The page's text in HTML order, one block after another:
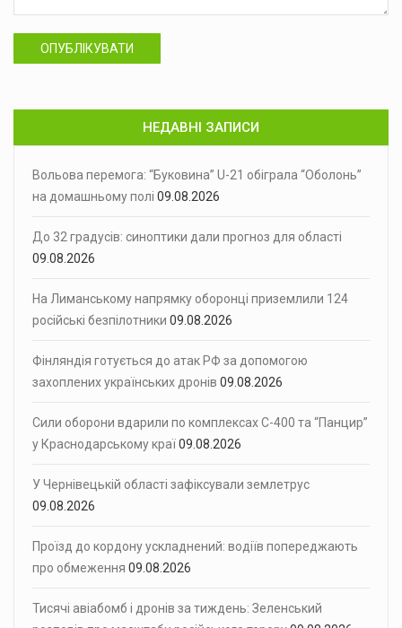
ОПУБЛІКУВАТИ
НЕДАВНІ ЗАПИСИ
Вольова перемога: “Буковина” U-21 обіграла “Оболонь”
на домашньому полі 09.08.2026
До 32 градусів: синоптики дали прогноз для області
09.08.2026
На Лиманському напрямку оборонці приземлили 124
російські безпілотники 09.08.2026
Фінляндія готується до атак РФ за допомогою
захоплених українських дронів 09.08.2026
Сили оборони вдарили по комплексах С-400 та “Панцир”
у Краснодарському краї09.08.2026
У Чернівецькій області зафіксували землетрус
09.08.2026
Проїзд до кордону ускладнений: водіїв попереджають
про обмеження 09.08.2026
Тисячі авіабомб і дронів за тиждень: Зеленський